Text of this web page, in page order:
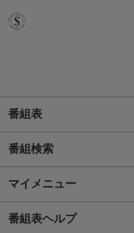
番組表
番組検索
マイメニュー
番組表ヘルプ